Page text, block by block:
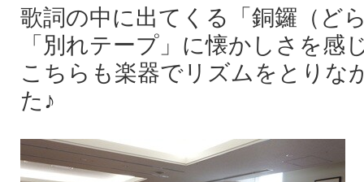
歌詞の中に出てくる「銅鑼（ど
「別れテープ」に懐かしさを感
こちらも楽器でリズムをとりな
た♪